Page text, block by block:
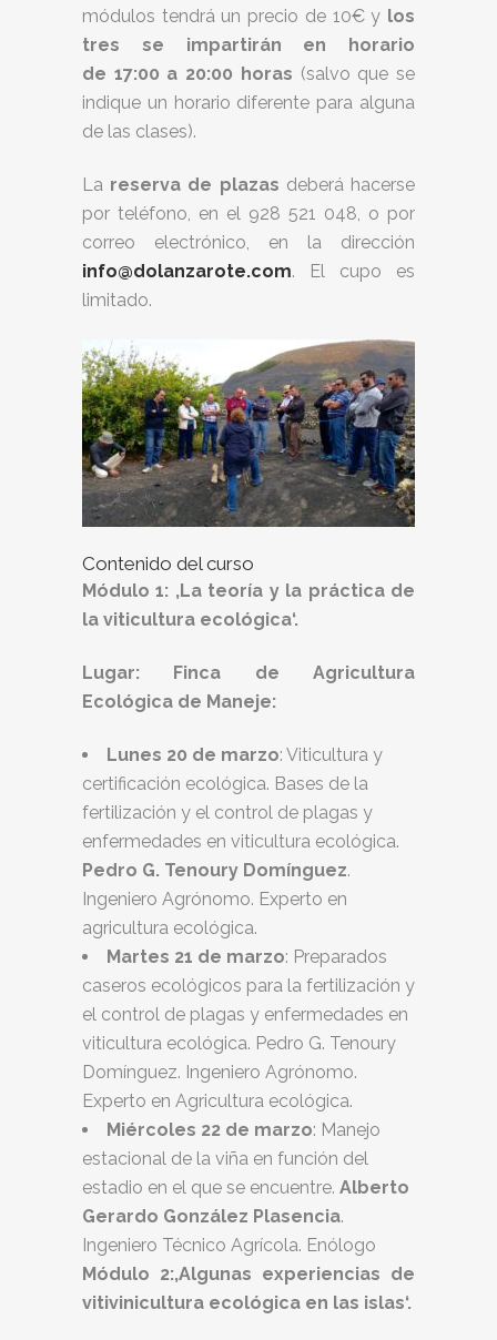
módulos tendrá un precio de 10€ y los
tres se impartirán en horario
de 17:00 a 20:00 horas (salvo que se
indique un horario diferente para alguna
de las clases).
La reserva de plazas deberá hacerse
por teléfono, en el 928 521 048, o por
correo electrónico, en la dirección
info@dolanzarote.com. El cupo es
limitado.
Contenido del curso
Módulo 1: ‚La teoría y la práctica de
la viticultura ecológica‘.
Lugar: Finca de Agricultura
Ecológica de Maneje:
Lunes 20 de marzo: Viticultura y
certificación ecológica. Bases de la
fertilización y el control de plagas y
enfermedades en viticultura ecológica.
Pedro G. Tenoury Domínguez.
Ingeniero Agrónomo. Experto en
agricultura ecológica.
Martes 21 de marzo: Preparados
caseros ecológicos para la fertilización y
el control de plagas y enfermedades en
viticultura ecológica. Pedro G. Tenoury
Domínguez. Ingeniero Agrónomo.
Experto en Agricultura ecológica.
Miércoles 22 de marzo: Manejo
estacional de la viña en función del
estadio en el que se encuentre. Alberto
Gerardo González Plasencia.
Ingeniero Técnico Agrícola. Enólogo
Módulo 2:‚Algunas experiencias de
vitivinicultura ecológica en las islas‘.